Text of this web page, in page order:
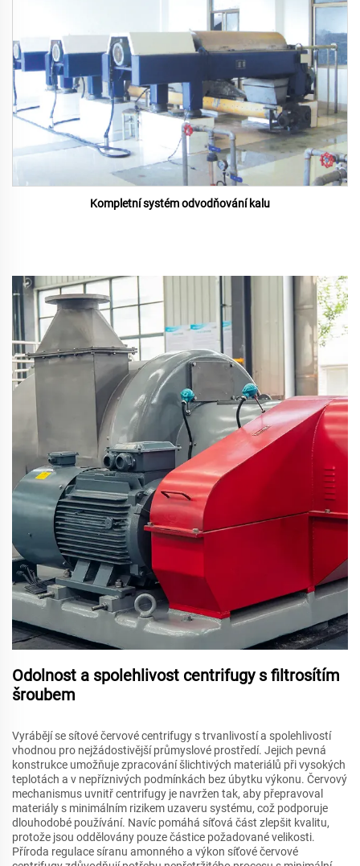
Kompletní systém odvodňování kalu
Odolnost a spolehlivost centrifugy s filtrosítím
šroubem
Vyrábějí se sítové červové centrifugy s trvanlivostí a spolehlivostí
vhodnou pro nejžádostivější průmyslové prostředí. Jejich pevná
konstrukce umožňuje zpracování šlichtivých materiálů při vysokých
teplotách a v nepříznivých podmínkách bez úbytku výkonu. Červový
mechanismus uvnitř centrifugy je navržen tak, aby přepravoval
materiály s minimálním rizikem uzaveru systému, což podporuje
dlouhodobé používání. Navíc pomáhá síťová část zlepšit kvalitu,
protože jsou oddělovány pouze částice požadované velikosti.
Příroda regulace síranu amonného a výkon síťové červové